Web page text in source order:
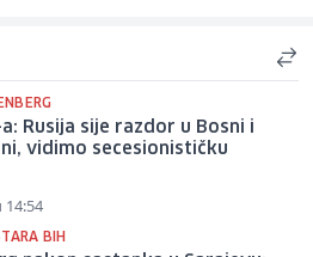
a: Rusija sije razdor u Bosni i
vidimo secesionističku
14:54
BIH